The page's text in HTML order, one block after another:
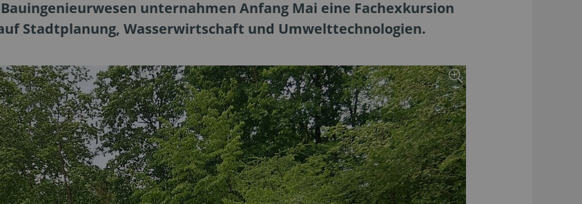
unternahmen Anfang Mai eine Fachexkursion
Stadtplanung, Wasserwirtschaft und Umwelttechnologien.